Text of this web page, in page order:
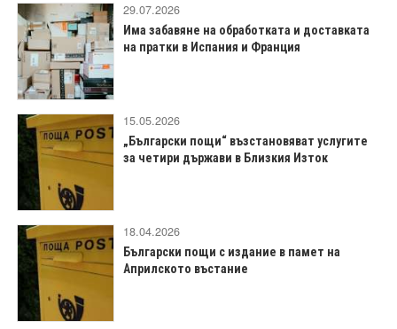
29.07.2026
Има забавяне на обработката и доставката
на пратки в Испания и Франция
15.05.2026
„Български пощи“ възстановяват услугите
за четири държави в Близкия Изток
18.04.2026
Български пощи с издание в памет на
Априлското въстание